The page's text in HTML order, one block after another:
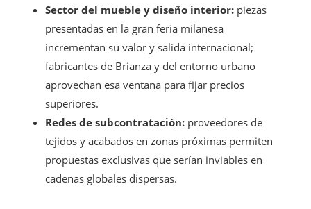
Sector del mueble y diseño interior: piezas
presentadas en la gran feria milanesa
incrementan su valor y salida internacional;
fabricantes de Brianza y del entorno urbano
aprovechan esa ventana para fijar precios
superiores.
Redes de subcontratación: proveedores de
tejidos y acabados en zonas próximas permiten
propuestas exclusivas que serían inviables en
cadenas globales dispersas.